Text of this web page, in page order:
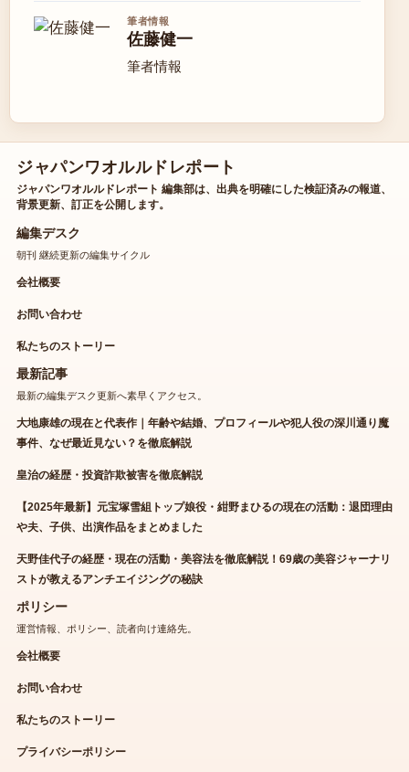
筆者情報
佐藤健一
筆者情報
ジャパンワオルルドレポート
ジャパンワオルルドレポート 編集部は、出典を明確にした検証済みの報道、
背景更新、訂正を公開します。
編集デスク
朝刊 継続更新の編集サイクル
会社概要
お問い合わせ
私たちのストーリー
最新記事
最新の編集デスク更新へ素早くアクセス。
大地康雄の現在と代表作｜年齢や結婚、プロフィールや犯人役の深川通り魔
事件、なぜ最近見ない？を徹底解説
皇治の経歴・投資詐欺被害を徹底解説
【2025年最新】元宝塚雪組トップ娘役・紺野まひるの現在の活動：退団理由
や夫、子供、出演作品をまとめました
天野佳代子の経歴・現在の活動・美容法を徹底解説！69歳の美容ジャーナリ
ストが教えるアンチエイジングの秘訣
ポリシー
運営情報、ポリシー、読者向け連絡先。
会社概要
お問い合わせ
私たちのストーリー
プライバシーポリシー